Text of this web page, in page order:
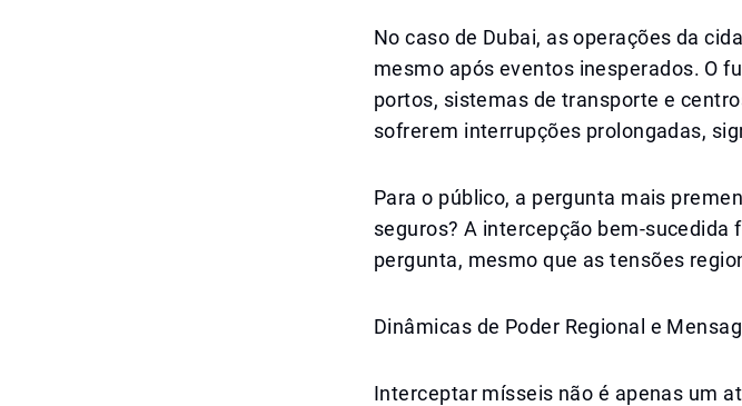
No caso de Dubai, as operações da
mesmo após eventos inesperados. O
portos, sistemas de transporte e
sofrerem interrupções prolongadas,
Para o público, a pergunta mais
seguros? A intercepção bem-sucedida
pergunta, mesmo que as tensões
Dinâmicas de Poder Regional e
Interceptar mísseis não é apenas um